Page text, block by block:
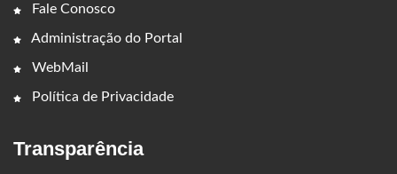
Fale Conosco
Administração do Portal
WebMail
Política de Privacidade
Transparência